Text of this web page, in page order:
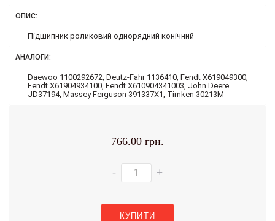
ОПИС:
Підшипник роликовий однорядний конічний
АНАЛОГИ:
Daewoo 1100292672, Deutz-Fahr 1136410, Fendt X619049300,
Fendt X61904934100, Fendt X610904341003, John Deere
JD37194, Massey Ferguson 391337X1, Timken 30213M
766.00 грн.
- +
КУПИТИ